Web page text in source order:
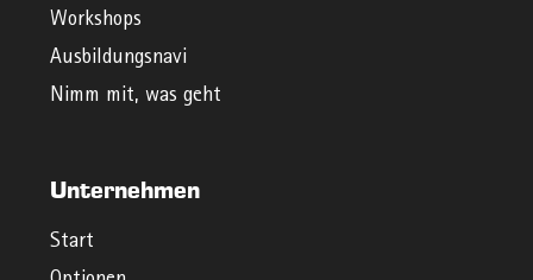
Workshops
Ausbildungsnavi
Nimm mit, was geht
Unternehmen
Start